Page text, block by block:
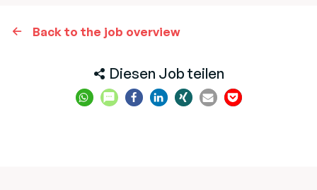
Back to the job overview
Diesen Job teilen